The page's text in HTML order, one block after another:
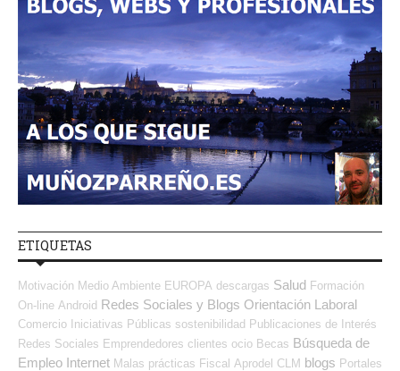
ETIQUETAS
Motivación Medio Ambiente EUROPA descargas Salud Formación
On-line Android Redes Sociales y Blogs Orientación Laboral
Comercio Iniciativas Públicas sostenibilidad Publicaciones de Interés
Redes Sociales Emprendedores clientes ocio Becas Búsqueda de
Empleo Internet Malas prácticas Fiscal Aprodel CLM blogs Portales